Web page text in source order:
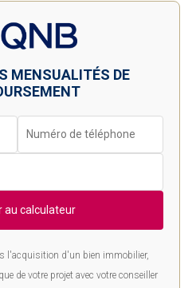
MENSUALITÉS DE
au calculateur
l'acquisition d'un bien immobilier,
de votre projet avec votre conseiller